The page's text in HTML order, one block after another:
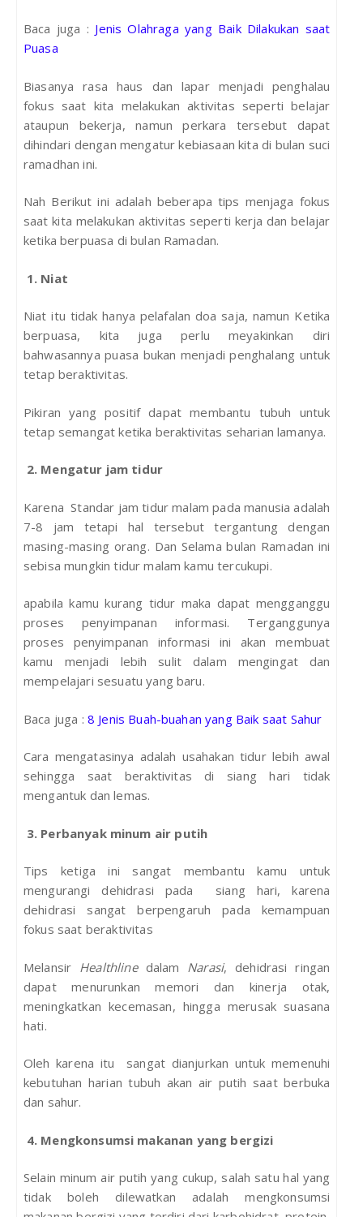
Baca juga : Jenis Olahraga yang Baik Dilakukan saat
Puasa
Biasanya rasa haus dan lapar menjadi penghalau
fokus saat kita melakukan aktivitas seperti belajar
ataupun bekerja, namun perkara tersebut dapat
dihindari dengan mengatur kebiasaan kita di bulan suci
ramadhan ini.
Nah Berikut ini adalah beberapa tips menjaga fokus
saat kita melakukan aktivitas seperti kerja dan belajar
ketika berpuasa di bulan Ramadan.
1. Niat
Niat itu tidak hanya pelafalan doa saja, namun Ketika
berpuasa, kita juga perlu meyakinkan diri
bahwasannya puasa bukan menjadi penghalang untuk
tetap beraktivitas.
Pikiran yang positif dapat membantu tubuh untuk
tetap semangat ketika beraktivitas seharian lamanya.
2. Mengatur jam tidur
Karena Standar jam tidur malam pada manusia adalah
7-8 jam tetapi hal tersebut tergantung dengan
masing-masing orang. Dan Selama bulan Ramadan ini
sebisa mungkin tidur malam kamu tercukupi.
apabila kamu kurang tidur maka dapat mengganggu
proses penyimpanan informasi. Terganggunya
proses penyimpanan informasi ini akan membuat
kamu menjadi lebih sulit dalam mengingat dan
mempelajari sesuatu yang baru.
Baca juga : 8 Jenis Buah-buahan yang Baik saat Sahur
Cara mengatasinya adalah usahakan tidur lebih awal
sehingga saat beraktivitas di siang hari tidak
mengantuk dan lemas.
3. Perbanyak minum air putih
Tips ketiga ini sangat membantu kamu untuk
mengurangi dehidrasi pada siang hari, karena
dehidrasi sangat berpengaruh pada kemampuan
fokus saat beraktivitas
Melansir Healthlinedalam Narasi, dehidrasi ringan
dapat menurunkan memori dan kinerja otak,
meningkatkan kecemasan, hingga merusak suasana
hati.
Oleh karena itu sangat dianjurkan untuk memenuhi
kebutuhan harian tubuh akan air putih saat berbuka
dan sahur.
4. Mengkonsumsi makanan yang bergizi
Selain minum air putih yang cukup, salah satu hal yang
tidak boleh dilewatkan adalah mengkonsumsi